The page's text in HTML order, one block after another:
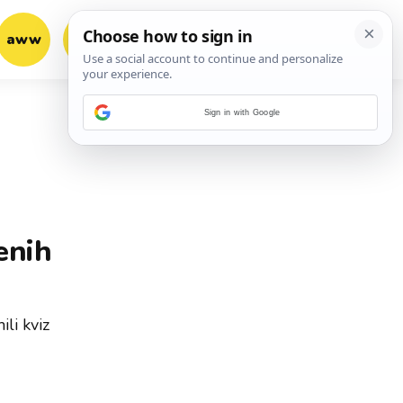
aww vrh! woot?!
kviz
Sign in with Google